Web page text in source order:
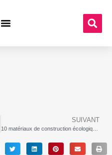
SUIVANT
10 matériaux de construction écologiques | Conception durable